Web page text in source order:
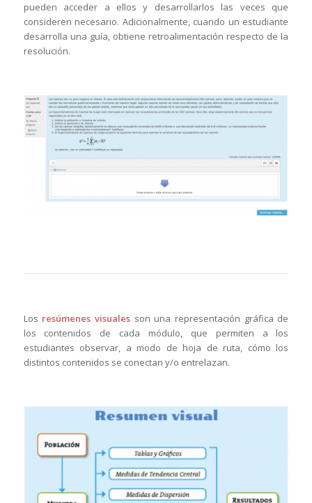
pueden acceder a ellos y desarrollarlos las veces que
consideren necesario. Adicionalmente, cuando un estudiante
desarrolla una guía, obtiene retroalimentación respecto de la
resolución.
Los resúmenes visualesson una representación gráfica de
los contenidos de cada módulo, que permiten a los
estudiantes observar, a modo de hoja de ruta, cómo los
distintos contenidos se conectan y/o entrelazan.